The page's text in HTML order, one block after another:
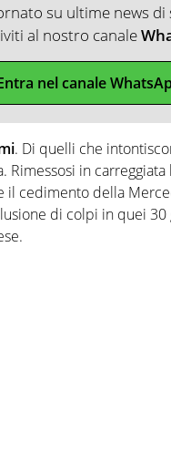
su ultime news
al nostro canale
nel canale
. Di quelli che
in
il cedimento della
di colpi in quei 30